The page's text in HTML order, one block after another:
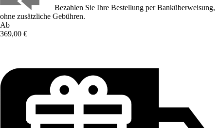
Bezahlen Sie Ihre Bestellung per Banküberweisung,
ohne zusätzliche Gebühren.
Ab
369,00 €